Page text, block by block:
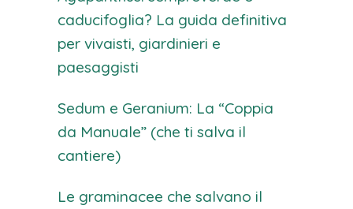
caducifoglia? La guida definitiva
per vivaisti, giardinieri e
paesaggisti
Sedum e Geranium: La “Coppia
da Manuale” (che ti salva il
cantiere)
Le graminacee che salvano il